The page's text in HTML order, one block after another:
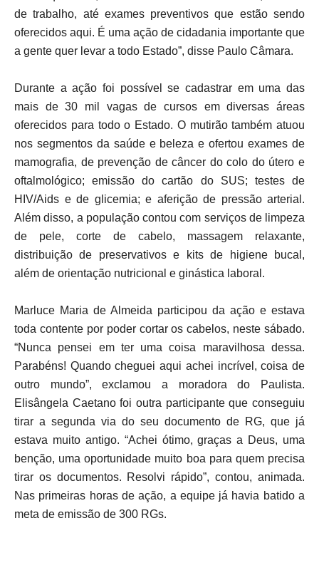
de trabalho, até exames preventivos que estão sendo
oferecidos aqui. É uma ação de cidadania importante que
a gente quer levar a todo Estado”, disse Paulo Câmara.
Durante a ação foi possível se cadastrar em uma das
mais de 30 mil vagas de cursos em diversas áreas
oferecidos para todo o Estado. O mutirão também atuou
nos segmentos da saúde e beleza e ofertou exames de
mamografia, de prevenção de câncer do colo do útero e
oftalmológico; emissão do cartão do SUS; testes de
HIV/Aids e de glicemia; e aferição de pressão arterial.
Além disso, a população contou com serviços de limpeza
de pele, corte de cabelo, massagem relaxante,
distribuição de preservativos e kits de higiene bucal,
além de orientação nutricional e ginástica laboral.
Marluce Maria de Almeida participou da ação e estava
toda contente por poder cortar os cabelos, neste sábado.
“Nunca pensei em ter uma coisa maravilhosa dessa.
Parabéns! Quando cheguei aqui achei incrível, coisa de
outro mundo”, exclamou a moradora do Paulista.
Elisângela Caetano foi outra participante que conseguiu
tirar a segunda via do seu documento de RG, que já
estava muito antigo. “Achei ótimo, graças a Deus, uma
benção, uma oportunidade muito boa para quem precisa
tirar os documentos. Resolvi rápido”, contou, animada.
Nas primeiras horas de ação, a equipe já havia batido a
meta de emissão de 300 RGs.